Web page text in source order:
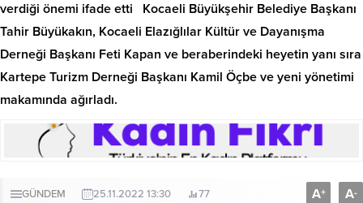
verdiği önemi ifade etti Kocaeli Büyükşehir Belediye Başkanı
Tahir Büyükakın, Kocaeli Elazığlılar Kültür ve Dayanışma
Derneği Başkanı Feti Kapan ve beraberindeki heyetin yanı sıra
Kartepe Turizm Derneği Başkanı Kamil Öçbe ve yeni yönetimi
makamında ağırladı.
GÜNDEM 25.11.2022 13:30 77 A+ A-